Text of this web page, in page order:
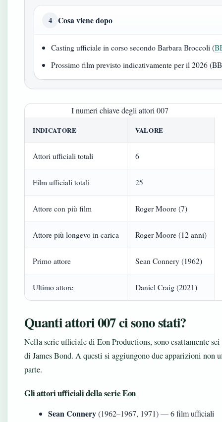
4 Cosa viene dopo
Casting ufficiale in corso secondo Barbara Broccoli (
Prossimo film previsto indicativamente per il 2026
I numeri chiave degli attori 007
INDICATORE VALORE
Attori ufficiali totali 6
Film ufficiali totali 25
Attore con più film Roger Moore (7)
Attore più longevo in carica Roger Moore (12 anni)
Primo attore Sean Connery (1962)
Ultimo attore Daniel Craig (2021)
Quanti attori 007 ci sono stati?
Nella serie ufficiale di Eon Productions, sono esattamente
di James Bond. A questi si aggiungono due apparizioni non
parte.
Gli attori ufficiali della serie Eon
Sean Connery(1962–1967, 1971) — 6 film ufficiali